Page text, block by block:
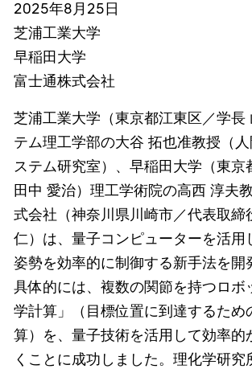
2025年8月25日
芝浦工業大学
早稲田大学
富士通株式会社
芝浦工業大学（東京都江東区／学長
テム理工学部の大谷 拓也准教授（
ステム研究室）、早稲田大学（東京
田中 愛治）理工学術院の高西 淳夫
式会社（神奈川県川崎市／代表取締
仁）は、量子コンピューターを活用
姿勢を効率的に制御する新手法を開
具体的には、複数の関節を持つロボ
学計算」（目標位置に到達するため
算）を、量子技術を活用して効率的
くことに成功しました。理化学研究